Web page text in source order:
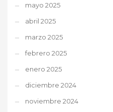
mayo 2025
abril 2025
marzo 2025
febrero 2025
enero 2025
diciembre 2024
noviembre 2024